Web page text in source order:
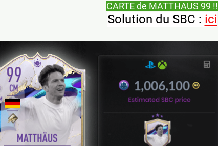
CARTE de MATTHAUS 99 !!
Solution du SBC : ici